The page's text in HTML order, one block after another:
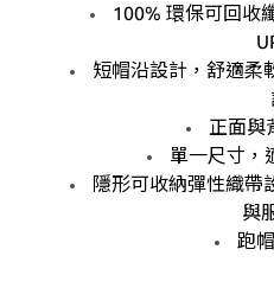
100% 環保可回收
短帽沿設計，舒適柔
正面與
單一尺寸，
隱形可收納彈性織帶
與
跑